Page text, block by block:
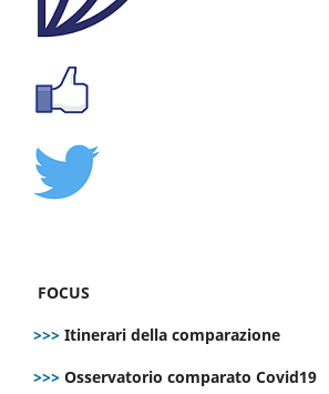
FOCUS
>>> Itinerari della comparazione
>>> Osservatorio comparato Covid19